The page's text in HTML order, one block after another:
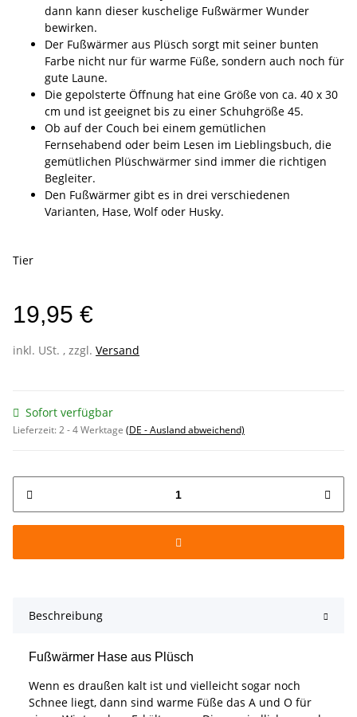
dann kann dieser kuschelige Fußwärmer Wunder
bewirken.
Der Fußwärmer aus Plüsch sorgt mit seiner bunten
Farbe nicht nur für warme Füße, sondern auch noch für
gute Laune.
Die gepolsterte Öffnung hat eine Größe von ca. 40 x 30
cm und ist geeignet bis zu einer Schuhgröße 45.
Ob auf der Couch bei einem gemütlichen
Fernsehabend oder beim Lesen im Lieblingsbuch, die
gemütlichen Plüschwärmer sind immer die richtigen
Begleiter.
Den Fußwärmer gibt es in drei verschiedenen
Varianten, Hase, Wolf oder Husky.
Tier
19,95 €
inkl. USt. , zzgl. Versand
Sofort verfügbar
Lieferzeit:2 - 4 Werktage (DE - Ausland abweichend)
Beschreibung
Fußwärmer Hase aus Plüsch
Wenn es draußen kalt ist und vielleicht sogar noch
Schnee liegt, dann sind warme Füße das A und O für